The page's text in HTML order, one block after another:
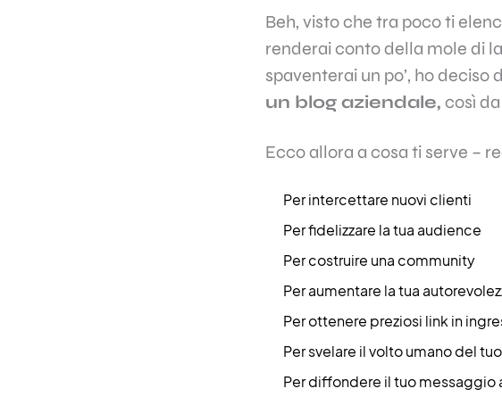
Beh, visto che tra poco ti
renderai conto della mole di
spaventerai un po’, ho deciso
un blog aziendale, così
Ecco allora a cosa ti serve –
Per intercettare nuovi clienti
Per fidelizzare la tua audience
Per costruire una community
Per aumentare la tua
Per ottenere preziosi link in
Per svelare il volto umano del
Per diffondere il tuo messaggio